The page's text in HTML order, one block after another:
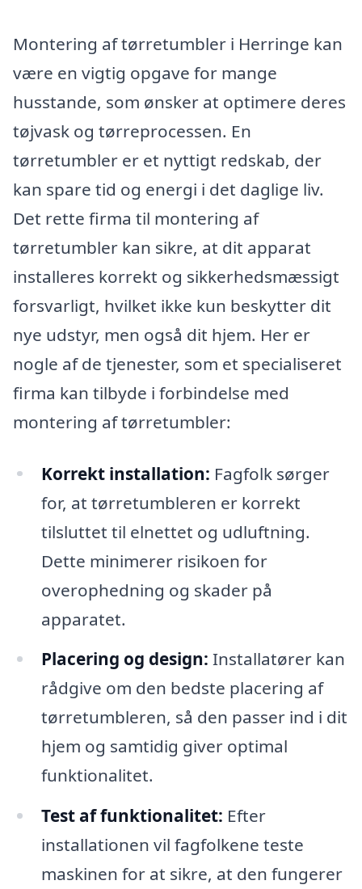
Montering af tørretumbler i Herringe kan
være en vigtig opgave for mange
husstande, som ønsker at optimere deres
tøjvask og tørreprocessen. En
tørretumbler er et nyttigt redskab, der
kan spare tid og energi i det daglige liv.
Det rette firma til montering af
tørretumbler kan sikre, at dit apparat
installeres korrekt og sikkerhedsmæssigt
forsvarligt, hvilket ikke kun beskytter dit
nye udstyr, men også dit hjem. Her er
nogle af de tjenester, som et specialiseret
firma kan tilbyde i forbindelse med
montering af tørretumbler:
Korrekt installation: Fagfolk sørger
for, at tørretumbleren er korrekt
tilsluttet til elnettet og udluftning.
Dette minimerer risikoen for
overophedning og skader på
apparatet.
Placering og design: Installatører kan
rådgive om den bedste placering af
tørretumbleren, så den passer ind i dit
hjem og samtidig giver optimal
funktionalitet.
Test af funktionalitet: Efter
installationen vil fagfolkene teste
maskinen for at sikre, at den fungerer